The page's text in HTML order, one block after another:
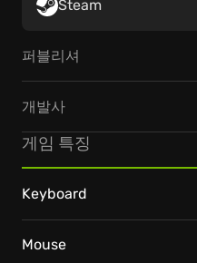
Steam
퍼블리셔
개발사
게임 특징
Keyboard
Mouse